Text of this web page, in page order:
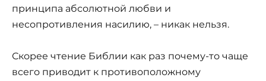
принципа абсолютной любви и
несопротивления насилию, – никак нельзя.
Скорее чтение Библии как раз почему-то чаще
всего приводит к противоположному